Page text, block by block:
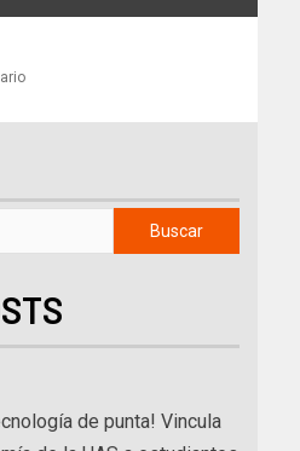
Buscar
de punta! Vincula